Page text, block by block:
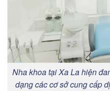
Nha khoa tại Xa La hiện
dạng các cơ sở cung cấp